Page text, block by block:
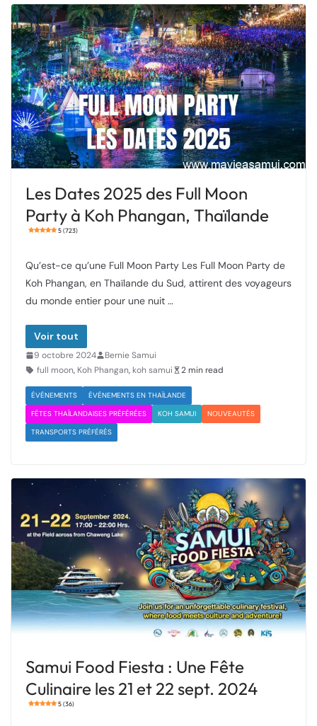
Les Dates 2025 des Full Moon
Party à Koh Phangan, Thaïlande
5 (723)
Qu’est-ce qu’une Full Moon Party Les Full Moon Party de
Koh Phangan, en Thaïlande du Sud, attirent des voyageurs
du monde entier pour une nuit …
Voir tout
9 octobre 2024
Bernie Samui
full moon, Koh Phangan, koh samui 2 min read
ÉVÉNEMENTS
ÉVÉNEMENTS EN THAÏLANDE
FÊTES THAÏLANDAISES PRÉFÉRÉES
KOH SAMUI
NOUVEAUTÉS
TRANSPORTS PRÉFÉRÉS
Samui Food Fiesta : Une Fête
Culinaire les 21 et 22 sept. 2024
5 (36)